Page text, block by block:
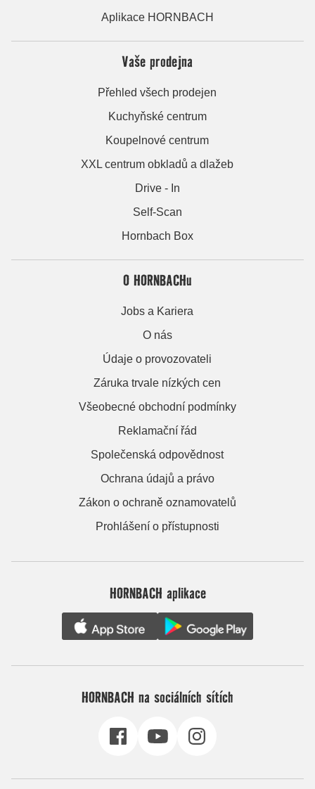
Aplikace HORNBACH
Vaše prodejna
Přehled všech prodejen
Kuchyňské centrum
Koupelnové centrum
XXL centrum obkladů a dlažeb
Drive - In
Self-Scan
Hornbach Box
O HORNBACHu
Jobs a Kariera
O nás
Údaje o provozovateli
Záruka trvale nízkých cen
Všeobecné obchodní podmínky
Reklamační řád
Společenská odpovědnost
Ochrana údajů a právo
Zákon o ochraně oznamovatelů
Prohlášení o přístupnosti
HORNBACH aplikace
HORNBACH na sociálních sítích